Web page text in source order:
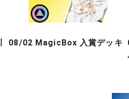
08/02 MagicBox 入賞デッキ